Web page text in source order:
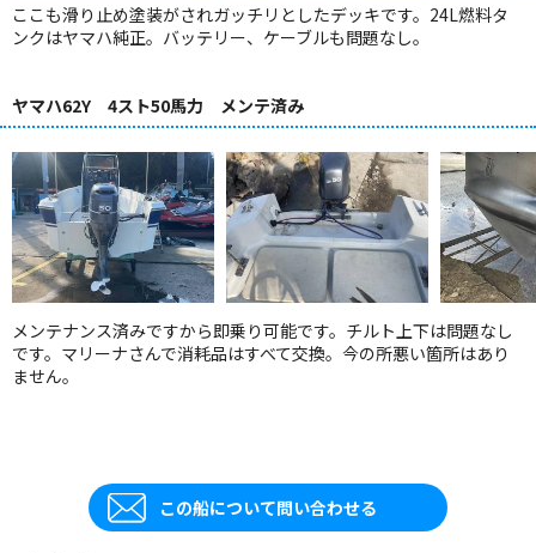
ここも滑り止め塗装がされガッチリとしたデッキです。24L燃料タ
ンクはヤマハ純正。バッテリー、ケーブルも問題なし。
ヤマハ62Y 4スト50馬力 メンテ済み
メンテナンス済みですから即乗り可能です。チルト上下は問題なし
です。マリーナさんで消耗品はすべて交換。今の所悪い箇所はあり
ません。
この船について問い合わせる